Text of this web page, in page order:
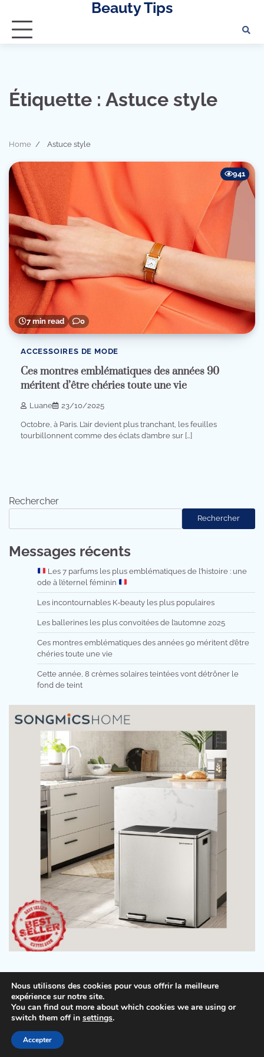
content
Beauty Tips
Étiquette : Astuce style
Home Astuce style
7 min read 0
941
ACCESSOIRES DE MODE
Ces montres emblématiques des années 90
méritent d’être chéries toute une vie
Luane 23/10/2025
Octobre, à Paris. L’air devient plus tranchant, les feuilles
tourbillonnent comme des éclats d’ambre sur […]
Rechercher
Rechercher
Messages récents
Les 7 parfums les plus emblématiques de l’histoire : une
ode à l’éternel féminin
Les incontournables K-beauty les plus populaires
Les ballerines les plus convoitées de l’automne 2025
Ces montres emblématiques des années 90 méritent d’être
chéries toute une vie
Cette année, 8 crèmes solaires teintées vont détrôner le
fond de teint
Copyright © 2026Beauty Tips
|
Politique de confidentialité
Adore Themes
Nous utilisons des cookies pour vous offrir la meilleure
expérience sur notre site.
You can find out more about which cookies we are using or
switch them off in settings.
Accepter